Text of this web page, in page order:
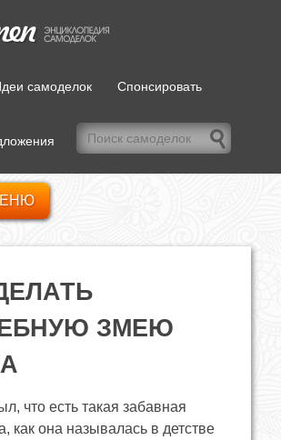
самоделок Спонсировать
ЗМЕЮ
что есть такая забавная
как она называлась в детстве